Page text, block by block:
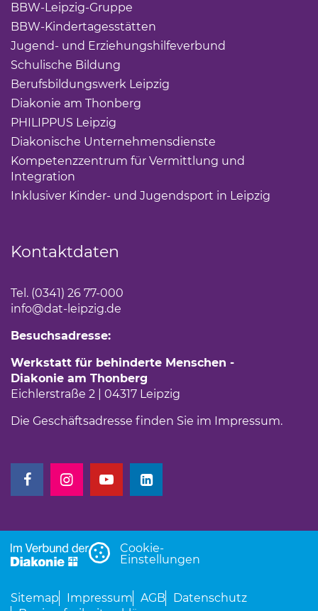
BBW-Leipzig-Gruppe
BBW-Kindertagesstätten
Jugend- und Erziehungshilfeverbund
Schulische Bildung
Berufsbildungswerk Leipzig
Diakonie am Thonberg
PHILIPPUS Leipzig
Diakonische Unternehmensdienste
Kompetenzzentrum für Vermittlung und
Integration
Inklusiver Kinder- und Jugendsport in Leipzig
Kontaktdaten
Tel. (0341) 26 77-000
info@dat-leipzig.de
Besuchsadresse:
Werkstatt für behinderte Menschen -
Diakonie am Thonberg
Eichlerstraße 2 | 04317 Leipzig
Die Geschäftsadresse finden Sie im Impressum.
(Link öffnet einen neuen Tab)
(Link öffnet einen neuen Tab)
(Link öffnet einen neuen Tab)
(Link öffnet einen neuen Tab)
Cookie-
Einstellungen
Sitemap Impressum AGB
Datenschutz